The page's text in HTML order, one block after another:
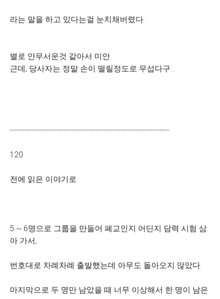
라는 말을 하고 있다는걸 눈치채버렸다.
별로 안무서운것 같아서 미안.
근데, 당사자는 정말 손이 떨릴정도로 무섭다구...
-----------------------------------------------------------------
120
전에 읽은 이야기로
5 ~ 6명으로 그룹을 만들어 폐교인지 어딘지 담력 시험 삼
아 가서,
번호대로 차례차례 출발했는데 아무도 돌아오지 않았다.
마지막으로 두 명만 남았을 때 너무 이상해서 한 명이 남은